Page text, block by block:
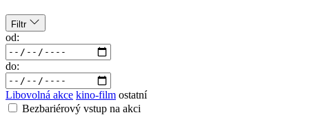
Filtr
od:
do:
Libovolná akce kino-film ostatní
Bezbariérový vstup na akci